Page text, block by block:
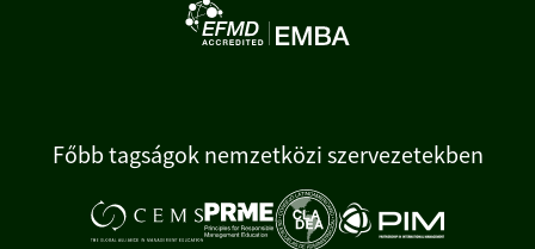
Főbb tagságok nemzetközi szervezetekben